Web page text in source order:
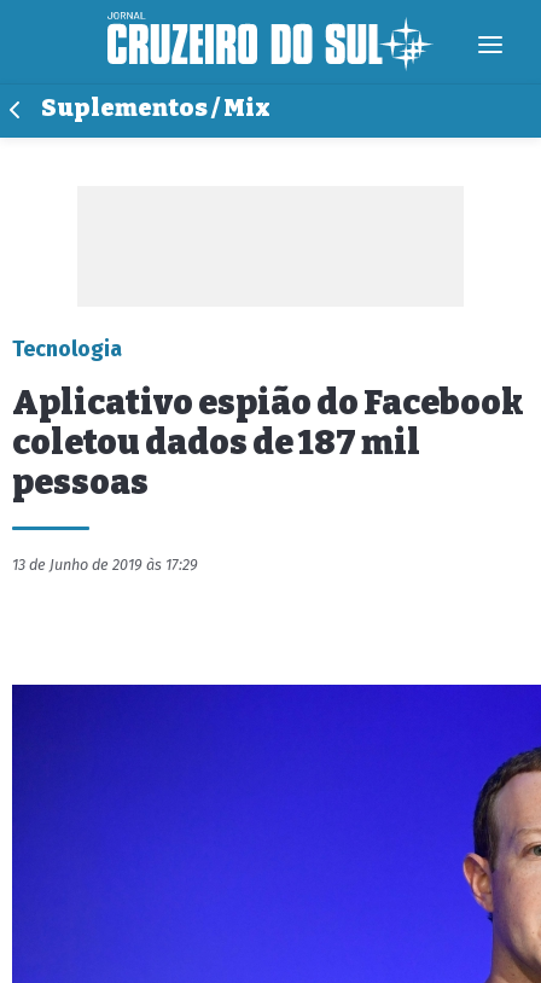
Suplementos / Mix
Tecnologia
Aplicativo espião do Facebook
coletou dados de 187 mil
pessoas
13 de Junho de 2019 às 17:29